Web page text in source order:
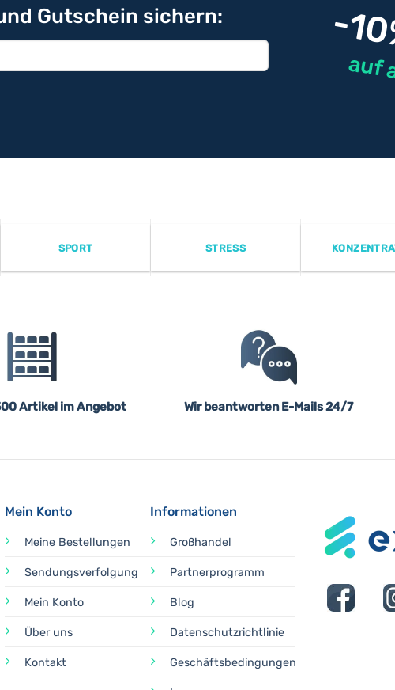
Gutschein sichern: -auf
SPORT STRESS
Artikel im Angebot Wir beantworten E-Mails 24/7
Mein Konto
Meine Bestellungen
Sendungsverfolgung
Mein Konto
Über uns
Kontakt
Informationen
Großhandel
Partnerprogramm
Blog
Datenschutzrichtlinie
Geschäftsbedingungen